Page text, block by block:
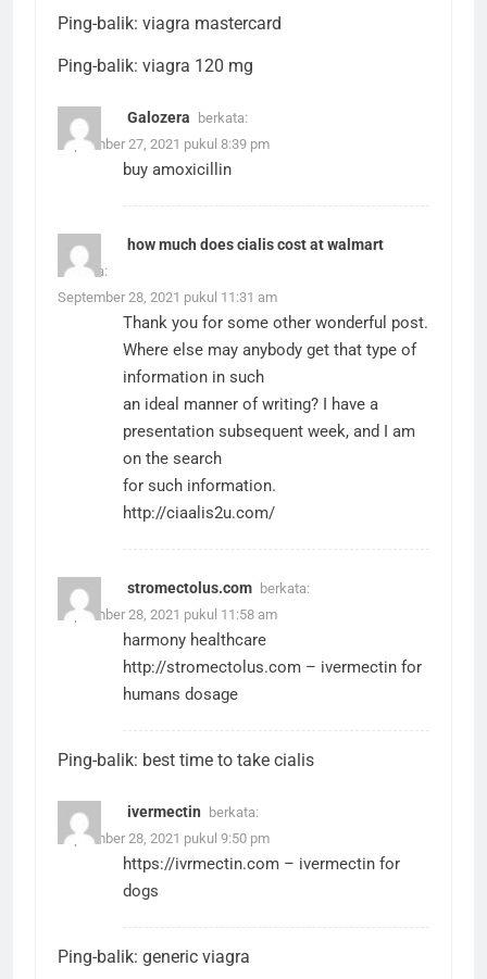
Ping-balik: viagra mastercard
Ping-balik: viagra 120 mg
Galozera
berkata:
September 27, 2021 pukul 8:39 pm
buy amoxicillin
how much does cialis cost at walmart
berkata:
September 28, 2021 pukul 11:31 am
Thank you for some other wonderful post.
Where else may anybody get that type of
information in such
an ideal manner of writing? I have a
presentation subsequent week, and I am
on the search
for such information.
http://ciaalis2u.com/
stromectolus.com berkata:
September 28, 2021 pukul 11:58 am
harmony healthcare
http://stromectolus.com – ivermectin for
humans dosage
Ping-balik: best time to take cialis
ivermectin
berkata:
September 28, 2021 pukul 9:50 pm
https://ivrmectin.com – ivermectin for
dogs
Ping-balik: generic viagra